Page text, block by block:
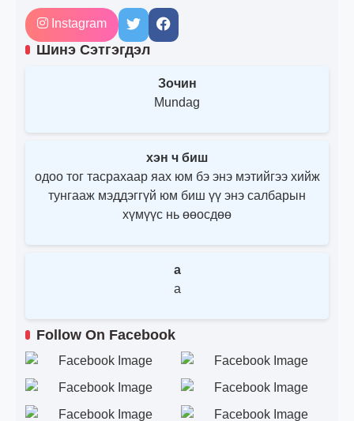
Instagram
Шинэ Сэтгэгдэл
Зочин
Mundag
хэн ч биш
одоо тог тасрахаар яах юм бэ энэ мэтийгээ хийж
тунгааж мэддэггүй юм биш үү энэ салбарын
хүмүүс нь өөосдөө
a
a
Follow On Facebook